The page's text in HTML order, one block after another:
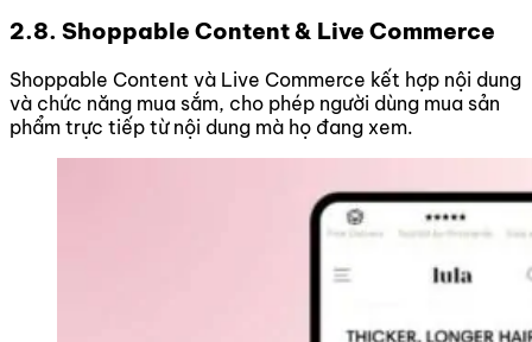
2.8. Shoppable Content & Live Commerce
Shoppable Content và Live Commerce kết hợp nội dung
và chức năng mua sắm, cho phép người dùng mua sản
phẩm trực tiếp từ nội dung mà họ đang xem.